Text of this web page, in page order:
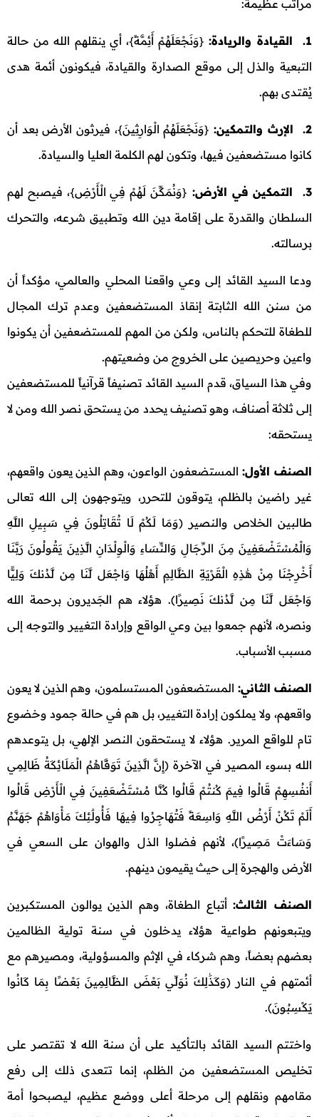
مراتب عظيمة:
1. القيادة والريادة:
{وَنَجْعَلَهُمْ أَئِمَّةً}، أي ينقلهم الله من حالة
التبعية والذل إلى موقع الصدارة والقيادة، فيكونون أئمة هدى
يُقتدى بهم.
2. الإرث والتمكين:
{وَنَجْعَلَهُمُ الْوَارِثِينَ}، فيرثون الأرض بعد أن
كانوا مستضعفين فيها، وتكون لهم الكلمة العليا والسيادة.
3. التمكين في الأرض:
{وَنُمَكِّنَ لَهُمْ فِي الْأَرْضِ}، فيصبح لهم
السلطان والقدرة على إقامة دين الله وتطبيق شرعه، والتحرك
برسالته.
ودعا السيد القائد إلى وعي واقعنا المحلي والعالمي، مؤكداً أن
من سنن الله الثابتة إنقاذ المستضعفين وعدم ترك المجال
للطغاة للتحكم بالناس، ولكن من المهم للمستضعفين أن يكونوا
واعين وحريصين على الخروج من وضعيتهم.
وفي هذا السياق، قدم السيد القائد تصنيفاً قرآنياً للمستضعفين
إلى ثلاثة أصناف، وهو تصنيف يحدد من يستحق نصر الله ومن لا
يستحقه:
الصنف الأول: المستضعفون الواعون، وهم الذين يعون واقعهم،
غير راضين بالظلم، يتوقون للتحرر، ويتوجهون إلى الله تعالى
طالبين الخلاص والنصير (وَمَا لَكُمْ لَا تُقَاتِلُونَ فِي سَبِيلِ اللَّهِ
وَالْمُسْتَضْعَفِينَ مِنَ الرِّجَالِ وَالنِّسَاءِ وَالْوِلْدَانِ الَّذِينَ يَقُولُونَ رَبَّنَا
أَخْرِجْنَا مِنْ هَٰذِهِ الْقَرْيَةِ الظَّالِمِ أَهْلُهَا وَاجْعَل لَّنَا مِن لَّدُنكَ وَلِيًّا
وَاجْعَل لَّنَا مِن لَّدُنكَ نَصِيرًا). هؤلاء هم الجَديرون برحمة الله
ونصره، لأنهم جمعوا بين وعي الواقع وإرادة التغيير والتوجه إلى
مسبب الأسباب.
الصنف الثاني: المستضعفون المستسلمون، وهم الذين لا يعون
واقعهم، ولا يملكون إرادة التغيير، بل هم في حالة جمود وخضوع
تام للواقع المرير. هؤلاء لا يستحقون النصر الإلهي، بل يتوعدهم
الله بسوء المصير في الآخرة (إِنَّ الَّذِينَ تَوَفَّاهُمُ الْمَلَائِكَةُ ظَالِمِي
أَنفُسِهِمْ قَالُوا فِيمَ كُنتُمْ قَالُوا كُنَّا مُسْتَضْعَفِينَ فِي الْأَرْضِ قَالُوا
أَلَمْ تَكُنْ أَرْضُ اللَّهِ وَاسِعَةً فَتُهَاجِرُوا فِيهَا فَأُولَٰئِكَ مَأْوَاهُمْ جَهَنَّمُ
وَسَاءَتْ مَصِيرًا)، لأنهم فضلوا الذل والهوان على السعي في
الأرض والهجرة إلى حيث يقيمون دينهم.
الصنف الثالث:أتباع الطغاة، وهم الذين يوالون المستكبرين
ويتبعونهم طواعية هؤلاء يدخلون في سنة تولية الظالمين
بعضهم بعضاً، وهم شركاء في الإثم والمسؤولية، ومصيرهم مع
أئمتهم في النار (وَكَذَٰلِكَ نُوَلِّي بَعْضَ الظَّالِمِينَ بَعْضًا بِمَا كَانُوا
يَكْسِبُونَ).
واختتم السيد القائد بالتأكيد على أن سنة الله لا تقتصر على
تخليص المستضعفين من الظلم، إنما تتعدى ذلك إلى رفع
مقامهم ونقلهم إلى مرحلة أعلى ووضع عظيم، ليصبحوا أمة